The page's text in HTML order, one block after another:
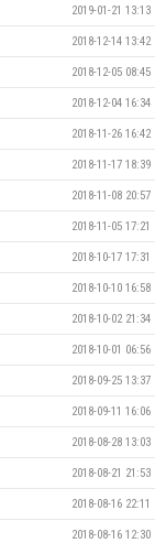
2019-01-21 13:13
2018-12-14 13:42
2018-12-05 08:45
2018-12-04 16:34
2018-11-26 16:42
2018-11-17 18:39
2018-11-08 20:57
2018-11-05 17:21
2018-10-17 17:31
2018-10-10 16:58
2018-10-02 21:34
2018-10-01 06:56
2018-09-25 13:37
2018-09-11 16:06
2018-08-28 13:03
2018-08-21 21:53
2018-08-16 22:11
2018-08-16 12:30